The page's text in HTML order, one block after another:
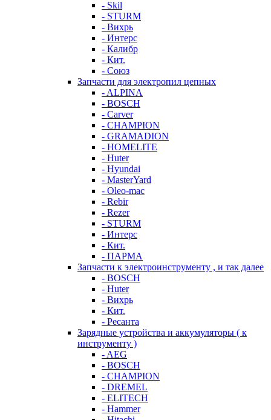
- Skil
- STURM
- Вихрь
- Интерс
- Калибр
- Кит.
- Союз
Запчасти для электропил цепных
- ALPINA
- BOSCH
- Carver
- CHAMPION
- GRAMADION
- HOMELITE
- Huter
- Hyundai
- MasterYard
- Oleo-mac
- Rebir
- Rezer
- STURM
- Интерс
- Кит.
- ПАРМА
Запчасти к электроинструменту , и так далее
- BOSCH
- Huter
- Вихрь
- Кит.
- Ресанта
Зарядные устройства и аккумуляторы ( к
инструменту )
- AEG
- BOSCH
- CHAMPION
- DREMEL
- ELITECH
- Hammer